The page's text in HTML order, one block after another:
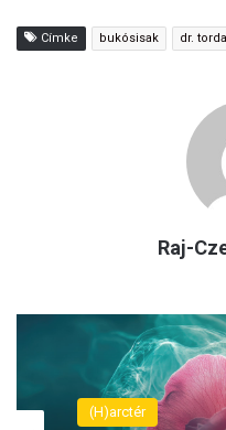
Címke bukósisak dr.
Raj-
(H)arctér